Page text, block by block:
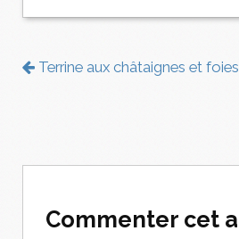
Terrine aux châtaignes et
Commenter cet